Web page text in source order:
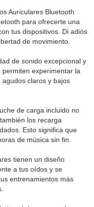
Auriculares Bluetooth
para ofrecerte una
tus dispositivos. Di adiós
de movimiento.
de sonido excepcional y
experimentar la
claros y bajos
de carga incluido no
los recarga
Esto significa que
de música sin fin.
tienen un diseño
a tus oídos y se
entrenamientos más